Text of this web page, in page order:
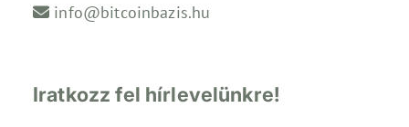
info@bitcoinbazis.hu
Iratkozz fel hírlevelünkre!